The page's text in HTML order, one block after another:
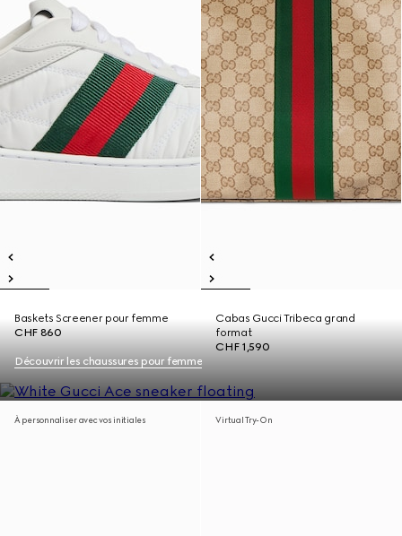
Baskets Screener pour femme
CHF 860
Cabas Gucci Tribeca grand
format
CHF 1,590
Découvrir les chaussures pour femme
À personnaliser avec vos initiales Virtual Try-On